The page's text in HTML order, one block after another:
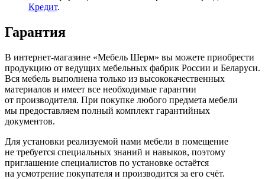
Кредит.
Гарантия
В интернет-магазине «Мебель Шерм» вы можете приобрести
продукцию от ведущих мебельных фабрик России и Беларуси.
Вся мебель выполнена только из высококачественных
материалов и имеет все необходимые гарантии
от производителя. При покупке любого предмета мебели
мы предоставляем полный комплект гарантийных
документов.
Для установки реализуемой нами мебели в помещение
не требуется специальных знаний и навыков, поэтому
приглашение специалистов по установке остаётся
на усмотрение покупателя и производится за его счёт.